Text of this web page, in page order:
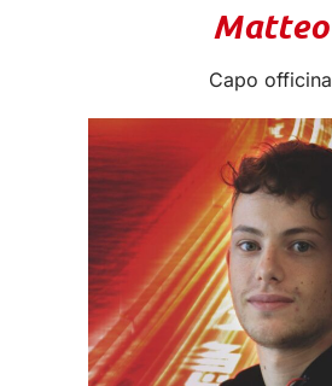
Matteo
Capo officina